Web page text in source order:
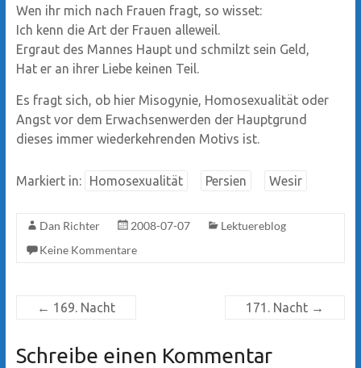
Wen ihr mich nach Frauen fragt, so wisset:
Ich kenn die Art der Frauen alleweil.
Ergraut des Mannes Haupt und schmilzt sein Geld,
Hat er an ihrer Liebe keinen Teil.
Es fragt sich, ob hier Misogynie, Homosexualität oder
Angst vor dem Erwachsenwerden der Hauptgrund
dieses immer wiederkehrenden Motivs ist.
Markiert in: Homosexualität Persien Wesir
Dan Richter 2008-07-07
Lektuereblog
Keine Kommentare
← 169. Nacht 171. Nacht →
Schreibe einen Kommentar